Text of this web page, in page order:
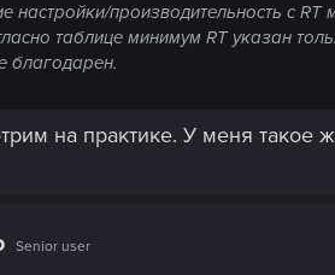
настройки/производительность с RT
таблице минимум RT указан
благодарен.
на практике. У меня такое
Senior user